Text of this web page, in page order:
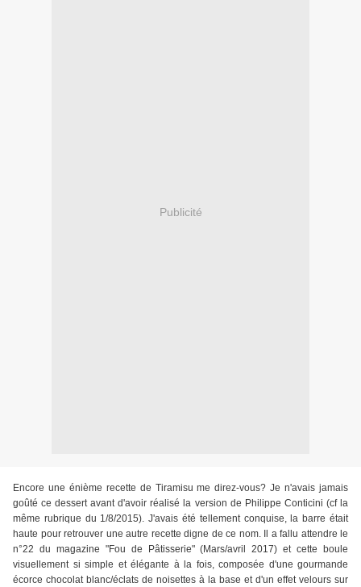
Publicité
Encore une énième recette de Tiramisu me direz-vous? Je n'avais jamais
goûté ce dessert avant d'avoir réalisé la version de Philippe Conticini (cf la
même rubrique du 1/8/2015). J'avais été tellement conquise, la barre était
haute pour retrouver une autre recette digne de ce nom. Il a fallu attendre le
n°22 du magazine "Fou de Pâtisserie" (Mars/avril 2017) et cette boule
visuellement si simple et élégante à la fois, composée d'une gourmande
écorce chocolat blanc/éclats de noisettes à la base et d'un effet velours sur